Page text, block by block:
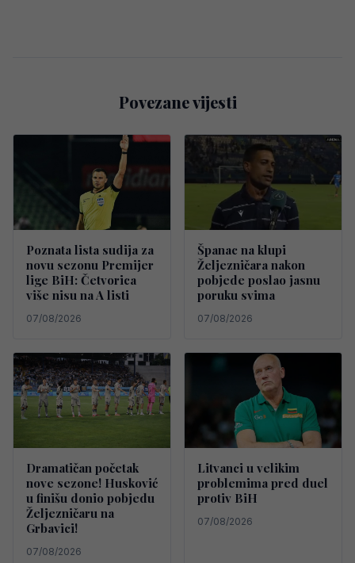
Povezane vijesti
Poznata lista sudija za
novu sezonu Premijer
lige BiH: Četvorica
više nisu na A listi
07/08/2026
Španac na klupi
Željezničara nakon
pobjede poslao jasnu
poruku svima
07/08/2026
Dramatičan početak
nove sezone! Husković
u finišu donio pobjedu
Željezničaru na
Grbavici!
07/08/2026
Litvanci u velikim
problemima pred duel
protiv BiH
07/08/2026